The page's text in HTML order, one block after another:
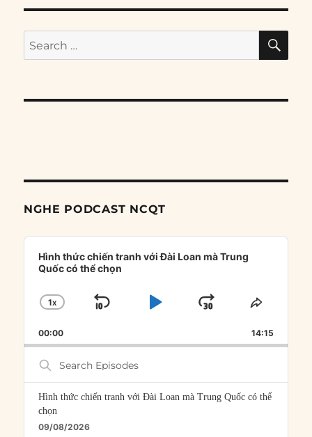
Search
for:
NGHE PODCAST NCQT
Audio
Player
Hình thức chiến tranh với Đài Loan mà Trung
Quốc có thể chọn
CHANGE
RATE
1X
SKIP
PLAYJUMP
FORWARD
SHARE
00:00 14:15
Search
Episodes
Hình thức chiến tranh với Đài Loan mà Trung Quốc có thể
chọn
09/08/2026